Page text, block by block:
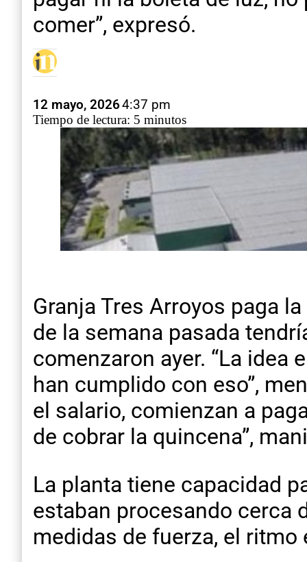
comer”, expresó.
12 mayo, 20264:37 pm
Tiempo de lectura: 5 minutos
Granja Tres Arroyos paga
de la semana pasada
comenzaron ayer. “La idea
han cumplido con eso”,
el salario, comienzan a
de cobrar la quincena”,
La planta tiene capacidad
estaban procesando cerca
medidas de fuerza, el